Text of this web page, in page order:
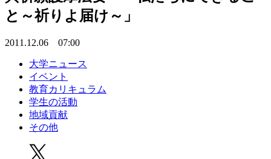
と～祈りよ届け～」
2011.12.06 07:00
大学ニュース
イベント
教育カリキュラム
学生の活動
地域貢献
その他